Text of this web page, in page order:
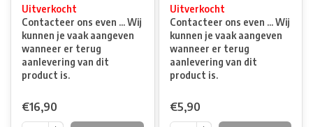
Uitverkocht
Contacteer ons even ... Wij
kunnen je vaak aangeven
wanneer er terug
aanlevering van dit
product is.
€16,90
Uitverkocht
Contacteer ons even ... Wij
kunnen je vaak aangeven
wanneer er terug
aanlevering van dit
product is.
€5,90